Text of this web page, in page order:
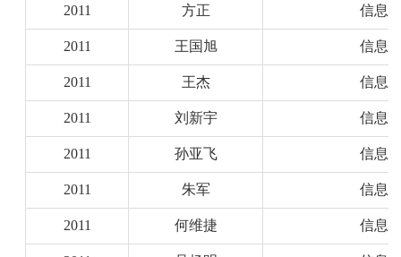
2011 方正 信息
2011 王国旭 信息
2011 王杰 信息
2011 刘新宇 信息
2011 孙亚飞 信息
2011 朱军 信息
2011 何维捷 信息